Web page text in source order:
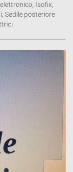
Isofix,
Sedile posteriore